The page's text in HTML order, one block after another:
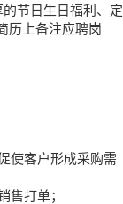
节日生日福利、定
历上备注应聘岗
使客户形成采购需
售打单；